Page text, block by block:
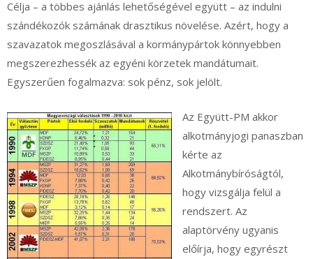
Célja – a többes ajánlás lehetőségével együtt – az indulni
szándékozók számának drasztikus növelése. Azért, hogy a
szavazatok megoszlásával a kormánypártok könnyebben
megszerezhessék az egyéni körzetek mandátumait.
Egyszerűen fogalmazva: sok pénz, sok jelölt.
Az Együtt-PM akkor
alkotmányjogi panaszban
kérte az
Alkotmánybíróságtól,
hogy vizsgálja felül a
rendszert. Az
alaptörvény ugyanis
előírja, hogy egyrészt